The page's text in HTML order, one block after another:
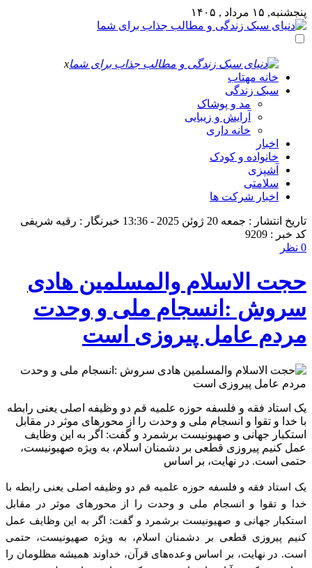
پنجشنبه, ۱۵ مرداد , ۱۴۰۵
x
خانه مهتاب
سبک زندگی
مد و پوشاک
آرایش و زیبایی
خانه داری
اخبار
خانواده و کودک
آشپزی
سلامتی
اخبار شرکت ها
تاریخ انتشار : جمعه 20 ژوئن 2025 - 13:36
خبرنگار : رقیه شریفی
کد خبر : 9209
0 نظر
حجت الاسلام والمسلمین هادی
سروش :انسجام ملی و وحدت
مردم عامل پیروزی است
یک استاد فقه و فلسفه حوزه علمیه قم دو وظیفه اصلی یعنی رابطه
با خدا و تقوا و انسجام ملی و وحدت را از محورهای موثر در مقابل
استکبار جهانی و صهیونیست برشمرد و گفت: اگر به این وظایف
عمل کنیم پیروزی قطعی بر دشمنان اسلام، به ویژه صهیونیست،
حتمی است. در نهایت، بر اساس
یک استاد فقه و فلسفه حوزه علمیه قم دو وظیفه اصلی یعنی رابطه با
خدا و تقوا و انسجام ملی و وحدت را از محورهای موثر در مقابل
استکبار جهانی و صهیونیست برشمرد و گفت: اگر به این وظایف عمل
کنیم پیروزی قطعی بر دشمنان اسلام، به ویژه صهیونیست، حتمی
است. در نهایت، بر اساس وعده‌های قرآن، خداوند همیشه مظلومان را